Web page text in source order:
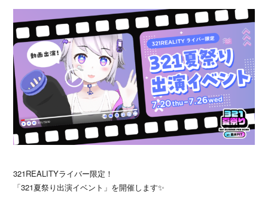
321REALITYライバー限定！
「321夏祭り出演イベント」を開催します✨